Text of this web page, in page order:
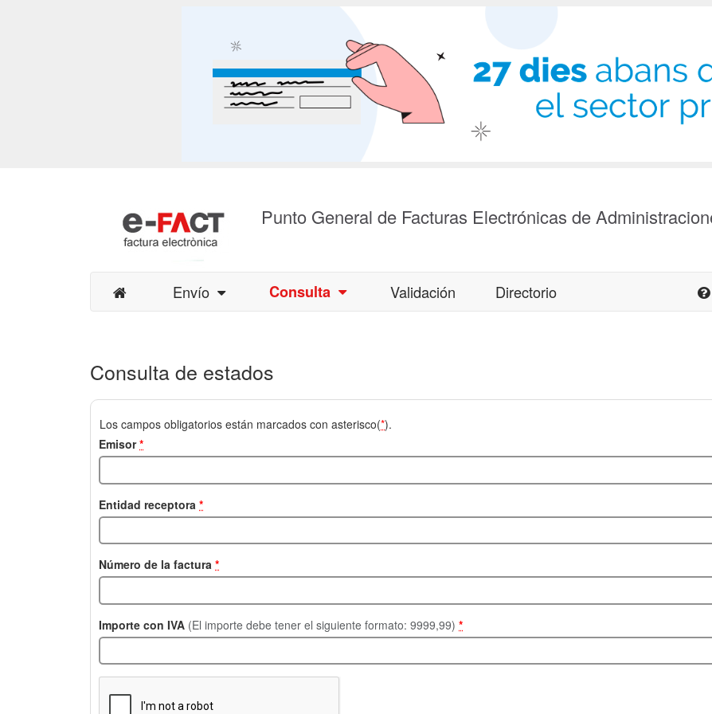
Punto General de Facturas Electrónicas de
Envío Consulta Validación Directorio
Consulta de estados
Los campos obligatorios están marcados con asterisco(*).
Emisor*
Entidad receptora *
Número de la factura *
Importe con IVA (El importe debe tener el siguiente formato: 9999,99) *